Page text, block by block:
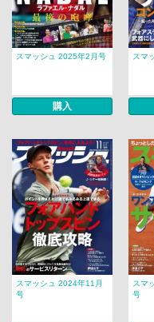
スマッシュ 2025年2月号
購入
スマ
スマッシュ 2024年11月
号
スマ
号